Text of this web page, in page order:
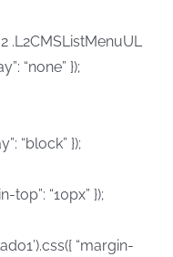
.L2CMSListMenuUL
“none” });
“block” });
top”: “10px” });
“margin-